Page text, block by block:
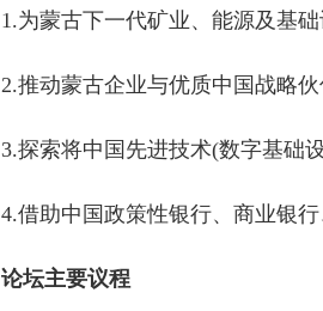
1.为蒙古下一代矿业、能源及基
2.推动蒙古企业与优质中国战略
3.探索将中国先进技术(数字基础
4.借助中国政策性银行、商业银
论坛主要议程